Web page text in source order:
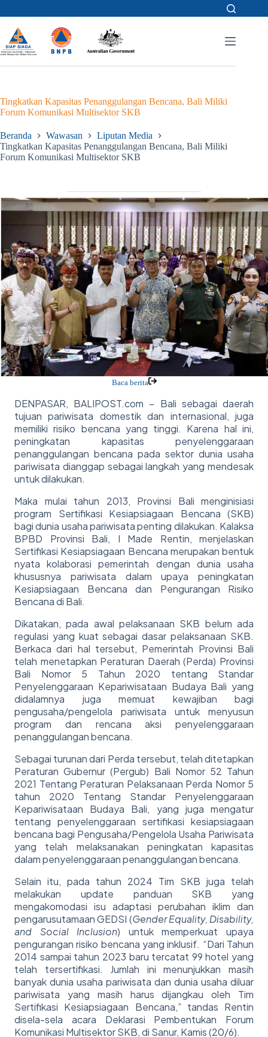
to
content
Tingkatkan Kapasitas Penanggulangan Bencana, Bali Miliki
Forum Komunikasi Multisektor SKB
Beranda Wawasan
Liputan Media
Tingkatkan Kapasitas Penanggulangan Bencana, Bali Miliki
Forum Komunikasi Multisektor SKB
Baca berita
DENPASAR, BALIPOST.com – Bali sebagai daerah
tujuan pariwisata domestik dan internasional, juga
memiliki risiko bencana yang tinggi. Karena hal ini,
peningkatan kapasitas penyelenggaraan
penanggulangan bencana pada sektor dunia usaha
pariwisata dianggap sebagai langkah yang mendesak
untuk dilakukan.
Maka mulai tahun 2013, Provinsi Bali menginisiasi
program Sertifikasi Kesiapsiagaan Bencana (SKB)
bagi dunia usaha pariwisata penting dilakukan. Kalaksa
BPBD Provinsi Bali, I Made Rentin, menjelaskan
Sertifikasi Kesiapsiagaan Bencana merupakan bentuk
nyata kolaborasi pemerintah dengan dunia usaha
khususnya pariwisata dalam upaya peningkatan
Kesiapsiagaan Bencana dan Pengurangan Risiko
Bencana di Bali.
Dikatakan, pada awal pelaksanaan SKB belum ada
regulasi yang kuat sebagai dasar pelaksanaan SKB.
Berkaca dari hal tersebut, Pemerintah Provinsi Bali
telah menetapkan Peraturan Daerah (Perda) Provinsi
Bali Nomor 5 Tahun 2020 tentang Standar
Penyelenggaraan Kepariwisataan Budaya Bali yang
didalamnya juga memuat kewajiban bagi
pengusaha/pengelola pariwisata untuk menyusun
program dan rencana aksi penyelenggaraan
penanggulangan bencana.
Sebagai turunan dari Perda tersebut, telah ditetapkan
Peraturan Gubernur (Pergub) Bali Nomor 52 Tahun
2021 Tentang Peraturan Pelaksanaan Perda Nomor 5
tahun 2020 Tentang Standar Penyelenggaraan
Kepariwisataan Budaya Bali, yang juga mengatur
tentang penyelenggaraan sertifikasi kesiapsiagaan
bencana bagi Pengusaha/Pengelola Usaha Pariwisata
yang telah melaksanakan peningkatan kapasitas
dalam penyelenggaraan penanggulangan bencana.
Selain itu, pada tahun 2024 Tim SKB juga telah
melakukan update panduan SKB yang
mengakomodasi isu adaptasi perubahan iklim dan
pengarusutamaan GEDSI (Gender Equality, Disability,
and Social Inclusion) untuk memperkuat upaya
pengurangan risiko bencana yang inklusif. “Dari Tahun
2014 sampai tahun 2023 baru tercatat 99 hotel yang
telah tersertifikasi. Jumlah ini menunjukkan masih
banyak dunia usaha pariwisata dan dunia usaha diluar
pariwisata yang masih harus dijangkau oleh Tim
Sertifikasi Kesiapsiagaan Bencana,” tandas Rentin
disela-sela acara Deklarasi Pembentukan Forum
Komunikasi Multisektor SKB, di Sanur, Kamis (20/6).